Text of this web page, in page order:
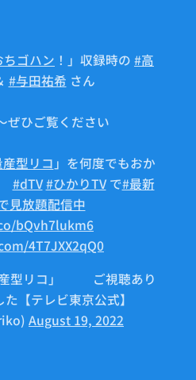
ゴハン ！」収録時の #高
#与田祐希 さん📸
ひご覧ください🙇‍♀️
型リコ 」を何度でもおか
#dTV#ひかりTVで#最新
見放題配信中
bQvh7lukm6
4T7JXX2qQ0
型リコ」🤖⚙ご視聴あり
【テレビ東京公式】
August 19, 2022